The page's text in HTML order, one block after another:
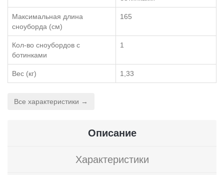
Максимальная длина
сноуборда (см)
165
Кол-во сноубордов с
ботинками
1
Вес (кг) 1,33
Все характеристики →
Описание
Характеристики